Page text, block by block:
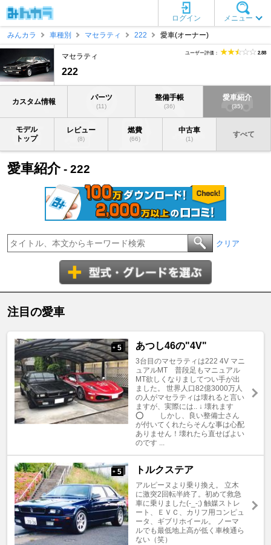
メニュー
ログイン
みんカラ
車種別 マセラティ 222 愛車(オーナー)
マセラティ
222
ユーザー評価： 2.88
カスタム情報 パーツ
(11)
整備手帳
(36)
愛車紹介
(35)
モデル
トップ
レビュー
(8)
燃費
(66)
中古車
(1)
すべて
愛車紹介- 222
クリア
注目の愛車
+ 5 あつし46の"4V"
3台目のマセラティは222 4V マニ
ュアルMT 普段足もマニュアル
MT欲しくなりましてつい手が出
ました。 世界人口82億3000万人
の人がマセラティは壊れると言い
ますが、実際には.. ↓ 壊れます
⭕️ しかし、良い整備士さん
が付いてくれたらそんな事は心配
ありません！壊れたら直せばよい
のです ...
+ 5 トルクステア
アルピーヌより乗り換え。 立木
に激突2回転半終了。初めて救急
車に乗りました(-_-;) 触媒ストレ
ート、ＥＶＣ、カリフ用コンピュ
ータ、ギブリホイール。 ノーマ
ルでも最低地上高が低く車検通ら
ない（笑）